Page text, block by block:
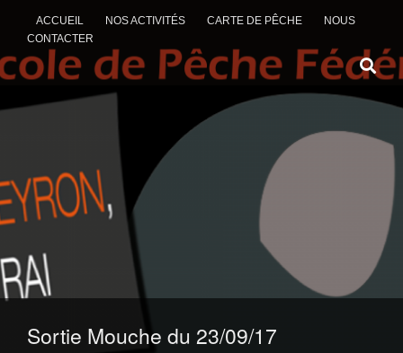
ACCUEIL NOS ACTIVITÉS CARTE DE PÊCHE
NOUS
CONTACTER
ALLER AU CONTENU
Sortie Mouche du 23/09/17